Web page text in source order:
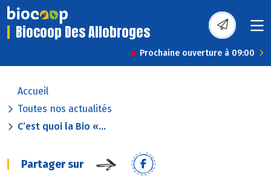
Biocoop Des Allobroges
Prochaine ouverture à 09:00
Accueil
Toutes nos actualités
C’est quoi la Bio «...
Partager sur